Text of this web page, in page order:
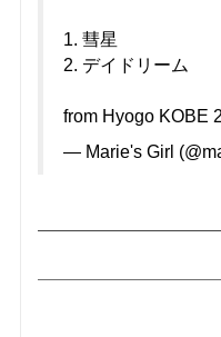
1. 彗星
2. デイドリーム
from Hyogo KOBE
— Marie's Girl